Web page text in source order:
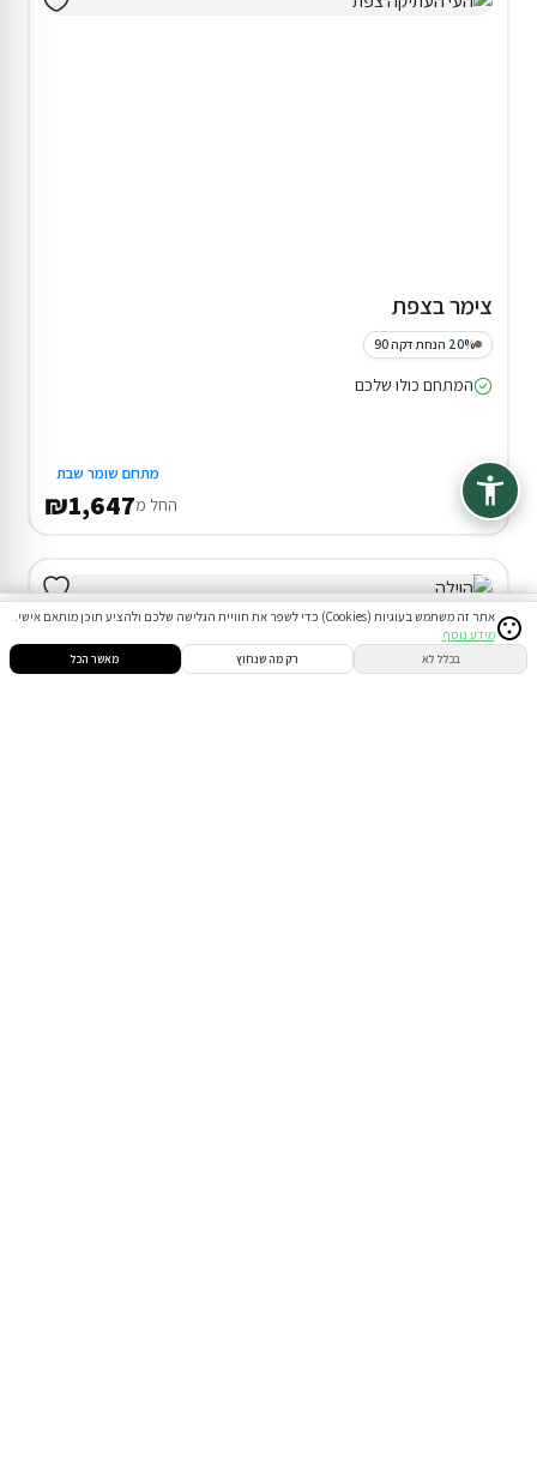
הזמנות הודעות התחבר
צימר בצפת
20% הנחת דקה 90
המתחם כולו שלכם
מתחם שומר שבת
החל מ₪1,647
אתר זה משתמש בעוגיות (Cookies) כדי לשפר את חוויית הגלישה שלכם ולהציע תוכן מותאם אישי.
מידע נוסף
בכלל לא רק מה שנחוץ מאשר הכל